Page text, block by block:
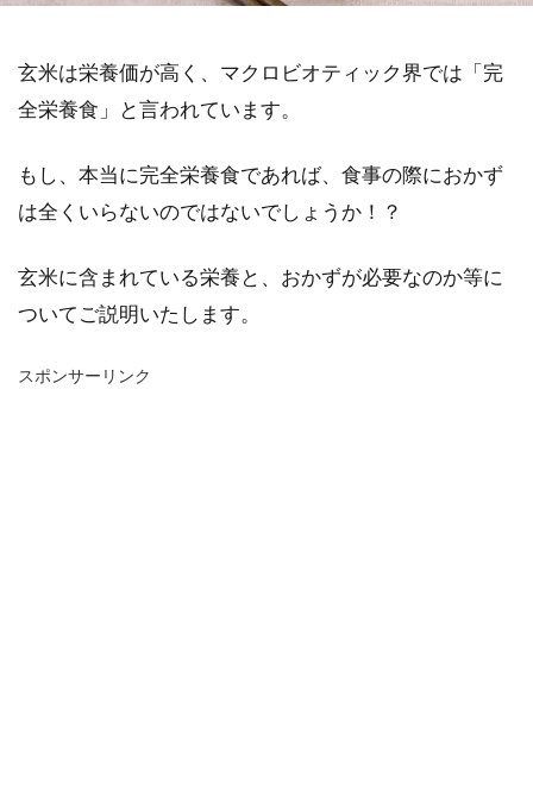
玄米は栄養価が高く、マクロビオティック界では「完
全栄養食」と言われています。
もし、本当に完全栄養食であれば、食事の際におかず
は全くいらないのではないでしょうか！？
玄米に含まれている栄養と、おかずが必要なのか等に
ついてご説明いたします。
スポンサーリンク